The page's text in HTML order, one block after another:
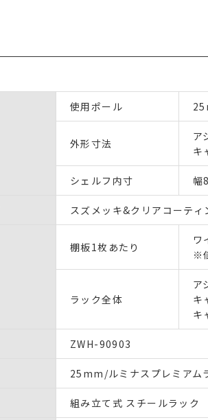
使用ポール
外形寸法
ア
キ
シェルフ内寸 幅
スズメッキ&クリアコーテ
棚板1枚あたり
ワ
※
ラック全体
ア
キ
キ
ZWH-90903
25mm/ルミナスプレミアム
組み立て式 スチールラック